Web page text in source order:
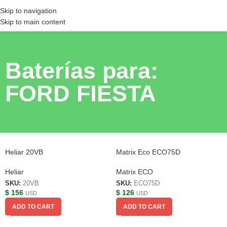
Skip to navigation
Skip to main content
Baterías para:
FORD FIESTA
Heliar 20VB
Heliar
SKU: 20VB
$ 156 USD
ADD TO CART
Matrix Eco ECO75D
Matrix ECO
SKU: ECO75D
$ 126 USD
ADD TO CART